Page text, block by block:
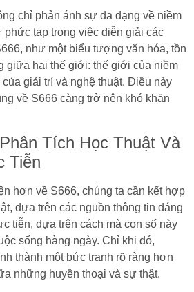
chỉ phản ánh sự đa dạng về niềm
phức tạp trong việc diễn giải các
như một biểu tượng văn hóa, tồn
giữa hai thế giới: thế giới của niềm
giải trí và nghệ thuật. Điều này
về S666 càng trở nên khó khăn
Tích Học Thuật Và
Tiễn
hơn về S666, chúng ta cần kết hợp
dựa trên các nguồn thông tin đáng
tiễn, dựa trên cách mà con số này
sống hàng ngày. Chỉ khi đó,
thành một bức tranh rõ ràng hơn
những huyền thoại và sự thật.